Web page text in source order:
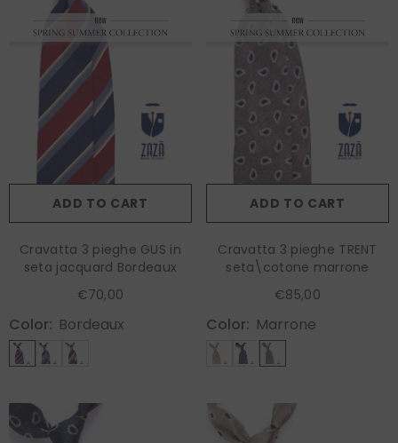
ADD TO CART
Cravatta 3 pieghe GUS in
seta jacquard Bordeaux
€70,00
Color: Bordeaux
ADD TO CART
Cravatta 3 pieghe TRENT
seta\cotone marrone
€85,00
Color: Marrone